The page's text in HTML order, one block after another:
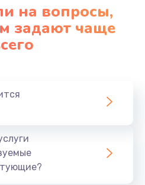
чистка
на вопросы,
задают чаще